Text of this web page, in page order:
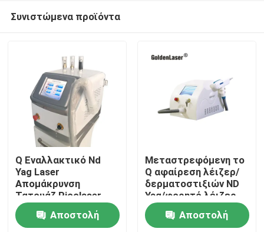
Σπίτι
Προϊόντα
Βίντεο
Συνιστώμενα προϊόντα
Q Εναλλακτικό Nd
Yag Laser
Απομάκρυνση
Τατουάζ Picolaser
1064nm 532nm
Αποστολή
Μεταστρεφόμενη το
Q αφαίρεση λέιζερ/
δερματοστιξιών ND
Yag/φορητό λέιζερ
ND Yag διακοπτών
του Q
Αποστολή